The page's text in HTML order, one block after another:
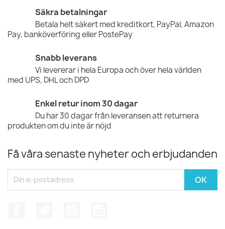
Säkra betalningar
Betala helt säkert med kreditkort, PayPal, Amazon
Pay, banköverföring eller PostePay
Snabb leverans
Vi levererar i hela Europa och över hela världen
med UPS, DHL och DPD
Enkel retur inom 30 dagar
Du har 30 dagar från leveransen att returnera
produkten om du inte är nöjd
Få våra senaste nyheter och erbjudanden